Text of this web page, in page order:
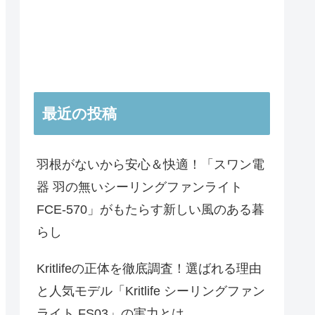
最近の投稿
羽根がないから安心＆快適！「スワン電
器 羽の無いシーリングファンライト
FCE-570」がもたらす新しい風のある暮
らし
Kritlifeの正体を徹底調査！選ばれる理由
と人気モデル「Kritlife シーリングファン